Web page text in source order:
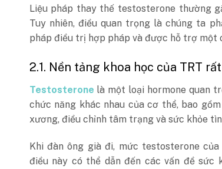
Liệu pháp thay thế testosterone thường
Tuy nhiên, điều quan trọng là chúng ta
pháp điều trị hợp pháp và được hỗ trợ một
2.1. Nền tảng khoa học của TRT
Testosterone là một loại hormone quan
chức năng khác nhau của cơ thể, bao
xương, điều chỉnh tâm trạng và sức khỏe
Khi đàn ông già đi, mức testosterone
điều này có thể dẫn đến các vấn đề sức